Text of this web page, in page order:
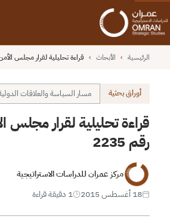
الرئيسية › الأبحاث › قراءة تحليلية لقرار مجلس الأمن
أوراق بحثية مسار السياسة والعلاقات
قراءة تحليلية لقرار مجلس
رقم 2235
مركز عمران للدراسات الاستراتيجية
18 أغسطس 2015
1 دقيقة قراءة